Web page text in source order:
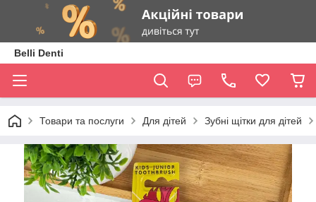
Belli Denti
Товари та послуги Для дітей Зубні щітки для дітей